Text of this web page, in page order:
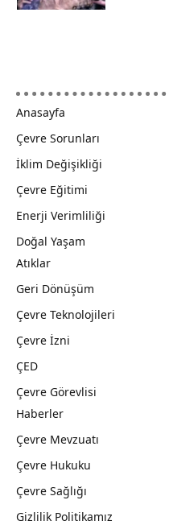
Anasayfa
Çevre Sorunları
İklim Değişikliği
Çevre Eğitimi
Enerji Verimliliği
Doğal Yaşam
Atıklar
Geri Dönüşüm
Çevre Teknolojileri
Çevre İzni
ÇED
Çevre Görevlisi
Haberler
Çevre Mevzuatı
Çevre Hukuku
Çevre Sağlığı
Gizlilik Politikamız